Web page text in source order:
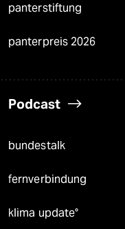
panterstiftung
panterpreis 2026
Podcast
bundestalk
fernverbindung
klima update°